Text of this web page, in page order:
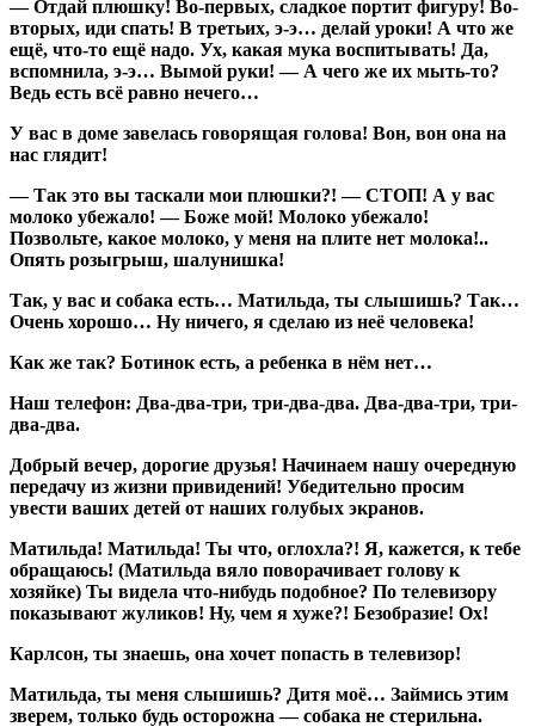
— Отдай плюшку! Во-первых, сладкое портит фигуру! Во-
вторых, иди спать! В третьих, э-э… делай уроки! А что же
ещё, что-то ещё надо. Ух, какая мука воспитывать! Да,
вспомнила, э-э… Вымой руки! — А чего же их мыть-то?
Ведь есть всё равно нечего…
У вас в доме завелась говорящая голова! Вон, вон она на
нас глядит!
— Так это вы таскали мои плюшки?! — СТОП! А у вас
молоко убежало! — Боже мой! Молоко убежало!
Позвольте, какое молоко, у меня на плите нет молока!..
Опять розыгрыш, шалунишка!
Так, у вас и собака есть… Матильда, ты слышишь? Так…
Очень хорошо… Ну ничего, я сделаю из неё человека!
Как же так? Ботинок есть, а ребенка в нём нет…
Наш телефон: Два-два-три, три-два-два. Два-два-три, три-
два-два.
Добрый вечер, дорогие друзья! Начинаем нашу очередную
передачу из жизни привидений! Убедительно просим
увести ваших детей от наших голубых экранов.
Матильда! Матильда! Ты что, оглохла?! Я, кажется, к тебе
обращаюсь! (Матильда вяло поворачивает голову к
хозяйке) Ты видела что-нибудь подобное? По телевизору
показывают жуликов! Ну, чем я хуже?! Безобразие! Ох!
Карлсон, ты знаешь, она хочет попасть в телевизор!
Матильда, ты меня слышишь? Дитя моё… Займись этим
зверем, только будь осторожна — собака не стерильна.